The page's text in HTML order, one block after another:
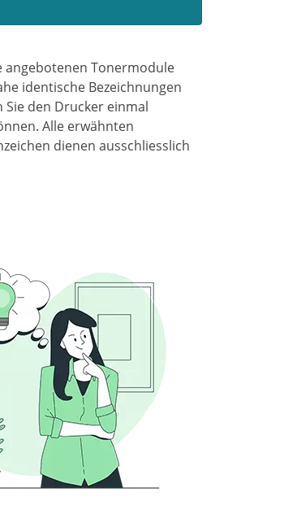
angebotenen Tonermodule
identische Bezeichnungen
den Drucker einmal
Alle erwähnten
dienen ausschliesslich